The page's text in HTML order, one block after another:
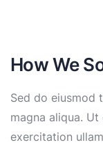
How We
Sed do eiusmod
magna aliqua.
exercitation